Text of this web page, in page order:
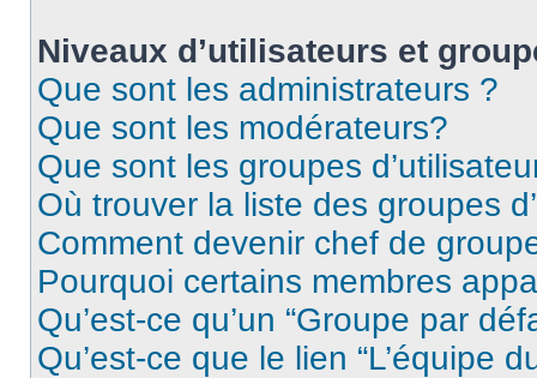
Niveaux d’utilisateurs et
Que sont les administrateurs ?
Que sont les modérateurs?
Que sont les groupes
Où trouver la liste des groupes
Comment devenir chef de
Pourquoi certains membres
Qu’est-ce qu’un “Groupe par
Qu’est-ce que le lien “L’équipe